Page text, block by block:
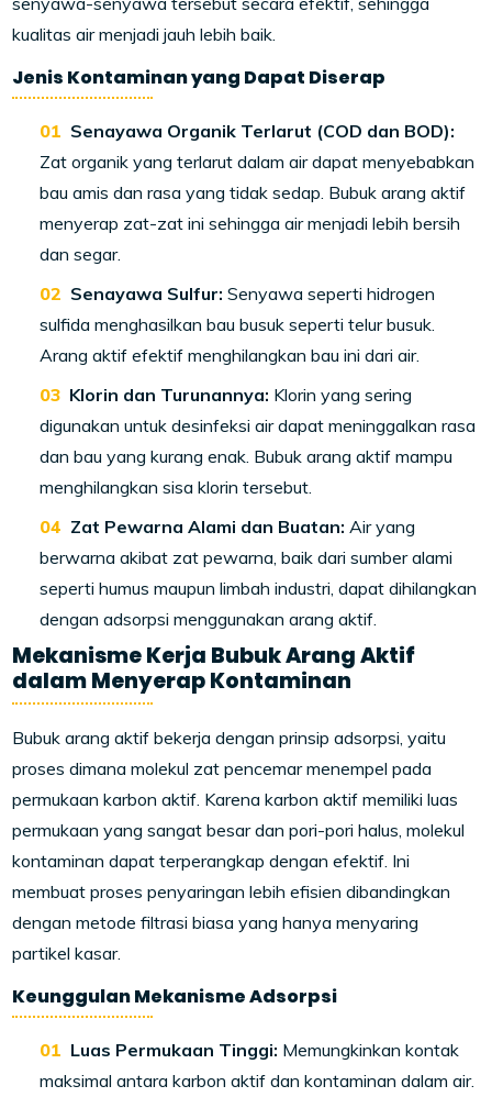
kualitas air menjadi jauh lebih baik.
Jenis Kontaminan yang Dapat Diserap
Senayawa Organik Terlarut (COD dan BOD):
Zat organik yang terlarut dalam air dapat menyebabkan
bau amis dan rasa yang tidak sedap. Bubuk arang aktif
menyerap zat-zat ini sehingga air menjadi lebih bersih
dan segar.
Senayawa Sulfur: Senyawa seperti hidrogen
sulfida menghasilkan bau busuk seperti telur busuk.
Arang aktif efektif menghilangkan bau ini dari air.
Klorin dan Turunannya: Klorin yang sering
digunakan untuk desinfeksi air dapat meninggalkan rasa
dan bau yang kurang enak. Bubuk arang aktif mampu
menghilangkan sisa klorin tersebut.
Zat Pewarna Alami dan Buatan: Air yang
berwarna akibat zat pewarna, baik dari sumber alami
seperti humus maupun limbah industri, dapat dihilangkan
dengan adsorpsi menggunakan arang aktif.
Mekanisme Kerja Bubuk Arang Aktif
dalam Menyerap Kontaminan
Bubuk arang aktif bekerja dengan prinsip adsorpsi, yaitu
proses dimana molekul zat pencemar menempel pada
permukaan karbon aktif. Karena karbon aktif memiliki luas
permukaan yang sangat besar dan pori-pori halus, molekul
kontaminan dapat terperangkap dengan efektif. Ini
membuat proses penyaringan lebih efisien dibandingkan
dengan metode filtrasi biasa yang hanya menyaring
partikel kasar.
Keunggulan Mekanisme Adsorpsi
Luas Permukaan Tinggi: Memungkinkan kontak
maksimal antara karbon aktif dan kontaminan dalam air.